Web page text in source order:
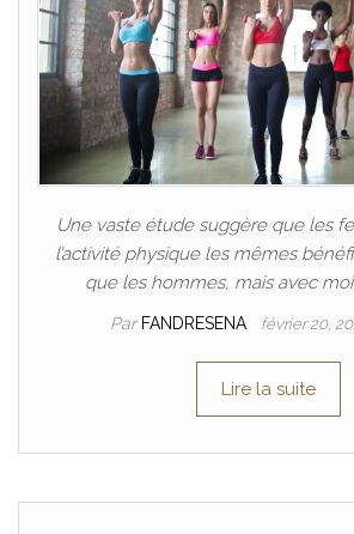
Une vaste étude suggère que les
l’activité physique les mêmes
que les hommes, mais avec
Par FANDRESENA février 20,
Lire la suite